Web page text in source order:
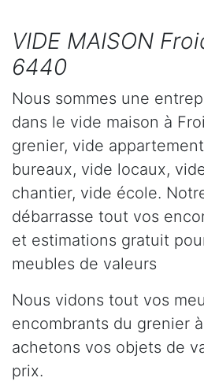
VIDE MAISON
6440
Nous sommes une
dans le vide maison à
grenier, vide
bureaux, vide locaux,
chantier, vide école.
débarrasse tout vos
et estimations gratuit
meubles de valeurs
Nous vidons tout vos
encombrants du grenier
achetons vos objets de
prix.